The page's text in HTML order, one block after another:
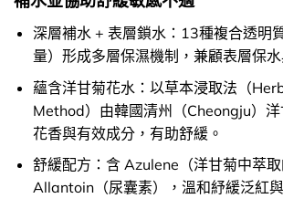
深層補水 + 表層鎖水：13種複合透明
量）形成多層保濕機制，兼顧表層保水
蘊含洋甘菊花水：以草本浸取法（
Method）由韓國清州（Cheongju）
花香與有效成分，有助舒緩。
舒緩配方：含 Azulene（洋甘菊中萃
Allantoin（尿囊素），溫和紓緩泛紅